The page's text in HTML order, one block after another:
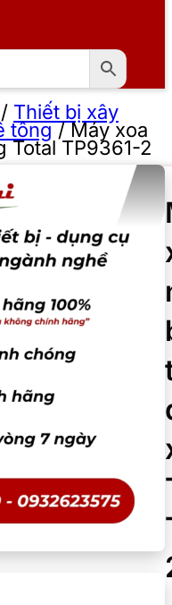
/ Thiết bị xây
tông/Máy xoa
Total TP9361-2